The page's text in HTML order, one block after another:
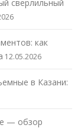
сверлильный
как
12.05.2026
в Казани:
— обзор